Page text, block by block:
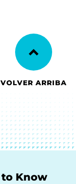
VOLVER ARRIBA
to Know